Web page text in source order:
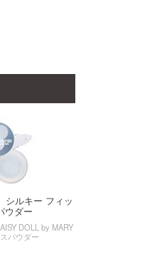
ルキー フィッ
ウダー
DOLL by MARY
パウダー